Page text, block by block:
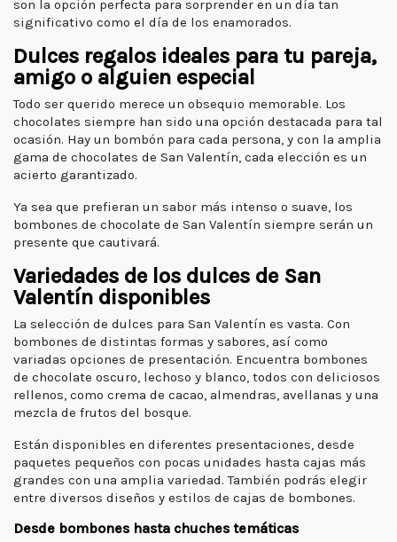
son la opción perfecta para sorprender en un día tan
significativo como el día de los enamorados.
Dulces regalos ideales para tu pareja,
amigo o alguien especial
Todo ser querido merece un obsequio memorable. Los
chocolates siempre han sido una opción destacada para tal
ocasión. Hay un bombón para cada persona, y con la amplia
gama de chocolates de San Valentín, cada elección es un
acierto garantizado.
Ya sea que prefieran un sabor más intenso o suave, los
bombones de chocolate de San Valentín siempre serán un
presente que cautivará.
Variedades de los dulces de San
Valentín disponibles
La selección de dulces para San Valentín es vasta. Con
bombones de distintas formas y sabores, así como
variadas opciones de presentación. Encuentra bombones
de chocolate oscuro, lechoso y blanco, todos con deliciosos
rellenos, como crema de cacao, almendras, avellanas y una
mezcla de frutos del bosque.
Están disponibles en diferentes presentaciones, desde
paquetes pequeños con pocas unidades hasta cajas más
grandes con una amplia variedad. También podrás elegir
entre diversos diseños y estilos de cajas de bombones.
Desde bombones hasta chuches temáticas